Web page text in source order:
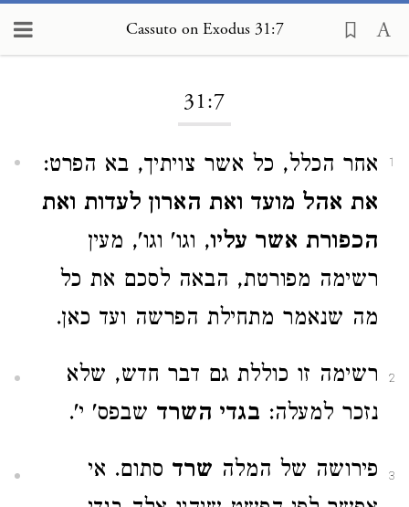
Cassuto on Exodus 31:7
31:7
1
אחר הכלל, כל אשר צויתיך, בא הפרט:
את אהל מועד ואת הארון לעדות ואת
הכפורת אשר עליו, וגו' וגו', מעין
רשימה מפורטת, הבאה לסכם את כל
מה שנאמר מתחילת הפרשה ועד כאן.
2
רשימה זו כוללת גם דבר חדש, שלא
נזכר למעלה: בגדי השרד שבפס' י'.
3 פירושה של המלה שרד סתום. אי